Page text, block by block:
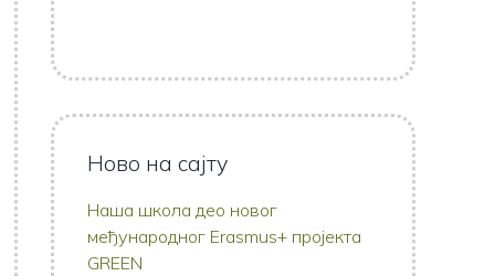
Ново на сајту
Наша школа део новог
међународног Erasmus+ пројекта
GREEN